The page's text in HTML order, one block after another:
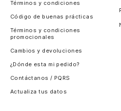
Términos y condiciones
Código de buenas prácticas
Términos y condiciones
promocionales
Cambios y devoluciones
¿Dónde esta mi pedido?
Contáctanos / PQRS
Actualiza tus datos